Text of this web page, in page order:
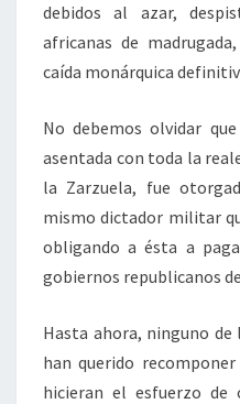
debidos al azar,
africanas de
caída monárquica
No debemos olvidar
asentada con toda la
la Zarzuela, fue
mismo dictador militar
obligando a ésta a
gobiernos republicanos
Hasta ahora, ninguno
han querido
hicieran el esfuerzo de